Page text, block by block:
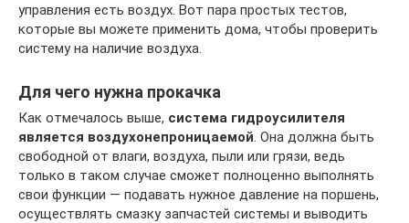
управления есть воздух. Вот пара простых тестов,
которые вы можете применить дома, чтобы проверить
систему на наличие воздуха.
Для чего нужна прокачка
Как отмечалось выше, система гидроусилителя
является воздухонепроницаемой. Она должна быть
свободной от влаги, воздуха, пыли или грязи, ведь
только в таком случае сможет полноценно выполнять
свои функции — подавать нужное давление на поршень,
осуществлять смазку запчастей системы и выводить